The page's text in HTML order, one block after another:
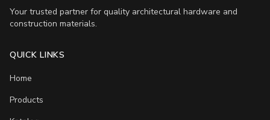
Your trusted partner for quality architectural hardware and
construction materials.
QUICK LINKS
Home
Products